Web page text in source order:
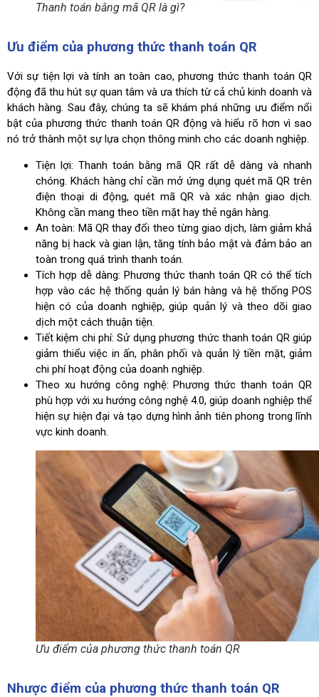
Thanh toán bằng mã QR là gì?
Ưu điểm của phương thức thanh toán QR
Với sự tiện lợi và tính an toàn cao, phương thức thanh toán QR
động đã thu hút sự quan tâm và ưa thích từ cả chủ kinh doanh và
khách hàng. Sau đây, chúng ta sẽ khám phá những ưu điểm nổi
bật của phương thức thanh toán QR động và hiểu rõ hơn vì sao
nó trở thành một sự lựa chọn thông minh cho các doanh nghiệp.
Tiện lợi: Thanh toán bằng mã QR rất dễ dàng và nhanh
chóng. Khách hàng chỉ cần mở ứng dụng quét mã QR trên
điện thoại di động, quét mã QR và xác nhận giao dịch.
Không cần mang theo tiền mặt hay thẻ ngân hàng.
An toàn: Mã QR thay đổi theo từng giao dịch, làm giảm khả
năng bị hack và gian lận, tăng tính bảo mật và đảm bảo an
toàn trong quá trình thanh toán.
Tích hợp dễ dàng: Phương thức thanh toán QR có thể tích
hợp vào các hệ thống quản lý bán hàng và hệ thống POS
hiện có của doanh nghiệp, giúp quản lý và theo dõi giao
dịch một cách thuận tiện.
Tiết kiệm chi phí: Sử dụng phương thức thanh toán QR giúp
giảm thiểu việc in ấn, phân phối và quản lý tiền mặt, giảm
chi phí hoạt động của doanh nghiệp.
Theo xu hướng công nghệ: Phương thức thanh toán QR
phù hợp với xu hướng công nghệ 4.0, giúp doanh nghiệp thể
hiện sự hiện đại và tạo dựng hình ảnh tiên phong trong lĩnh
vực kinh doanh.
Ưu điểm của phương thức thanh toán QR
Nhược điểm của phương thức thanh toán QR